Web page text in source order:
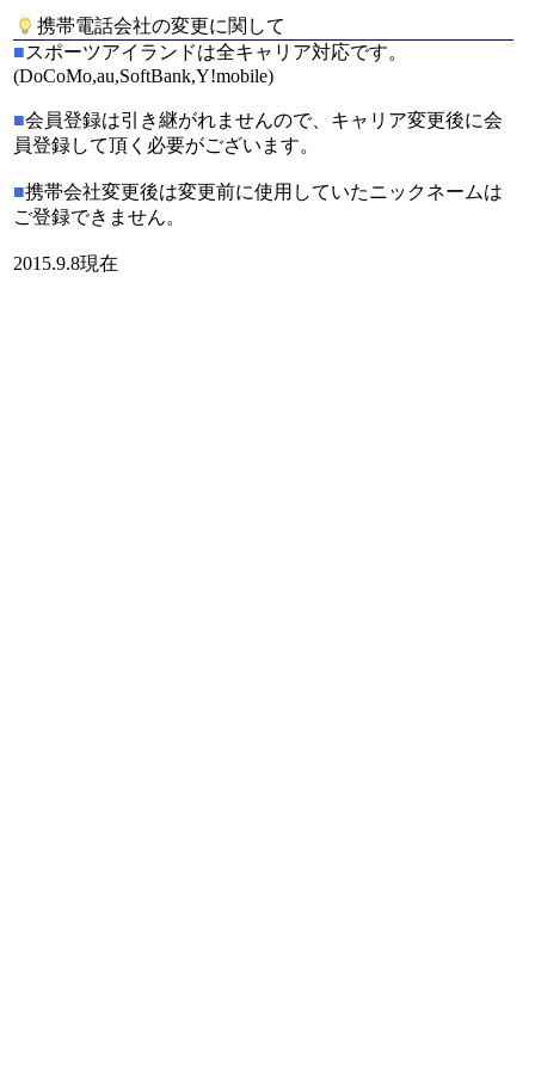
携帯電話会社の変更に関して
■スポーツアイランドは全キャリア対応です。
(DoCoMo,au,SoftBank,Y!mobile)
■会員登録は引き継がれませんので、キャリア変更後に会
員登録して頂く必要がございます。
■携帯会社変更後は変更前に使用していたニックネームは
ご登録できません。
2015.9.8現在